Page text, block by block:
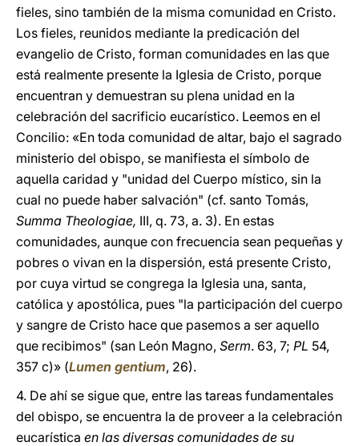
fieles, sino también de la misma comunidad en Cristo.
Los fieles, reunidos mediante la predicación del
evangelio de Cristo, forman comunidades en las que
está realmente presente la Iglesia de Cristo, porque
encuentran y demuestran su plena unidad en la
celebración del sacrificio eucarístico. Leemos en el
Concilio: «En toda comunidad de altar, bajo el sagrado
ministerio del obispo, se manifiesta el símbolo de
aquella caridad y "unidad del Cuerpo místico, sin la
cual no puede haber salvación" (cf. santo Tomás,
Summa Theologiae, III, q. 73, a. 3). En estas
comunidades, aunque con frecuencia sean pequeñas y
pobres o vivan en la dispersión, está presente Cristo,
por cuya virtud se congrega la Iglesia una, santa,
católica y apostólica, pues "la participación del cuerpo
y sangre de Cristo hace que pasemos a ser aquello
que recibimos" (san León Magno, Serm. 63, 7; PL 54,
357 c)» (Lumen gentium, 26).
4. De ahí se sigue que, entre las tareas fundamentales
del obispo, se encuentra la de proveer a la celebración
eucarística en las diversas comunidades de su